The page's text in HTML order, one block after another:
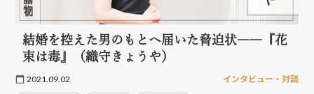
結婚を控えた男のもとへ届いた脅迫状――『花
束は毒』（織守きょうや）
2021.09.02 インタビュー・対談